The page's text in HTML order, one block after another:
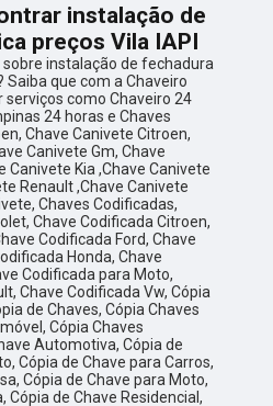
instalação de
preços Vila IAPI
instalação de fechadura
Saiba que com a Chaveiro
serviços como Chaveiro 24
24 horas e Chaves
Chave Canivete Citroen,
Canivete Gm, Chave
Canivete Kia ,Chave Canivete
Renault ,Chave Canivete
Chaves Codificadas,
Chave Codificada Citroen,
Codificada Ford, Chave
Honda, Chave
Codificada para Moto,
Chave Codificada Vw, Cópia
de Chaves, Cópia Chaves
Cópia Chaves
Automotiva, Cópia de
Cópia de Chave para Carros,
Cópia de Chave para Moto,
Cópia de Chave Residencial,